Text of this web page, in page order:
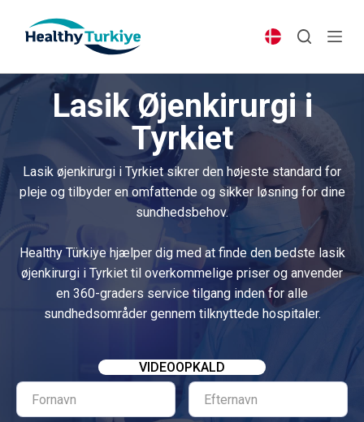
p
t
Lasik Øjenkirurgi i
Tyrkiet
Lasik øjenkirurgi i Tyrkiet sikrer den højeste standard for
pleje og tilbyder en omfattende og sikker løsning for dine
sundhedsbehov.
Healthy Türkiye hjælper dig med at finde den bedste lasik
øjenkirurgi i Tyrkiet til overkommelige priser og anvender
en 360-graders service tilgang inden for alle
sundhedsområder gennem tilknyttede hospitaler.
VIDEOOPKALD